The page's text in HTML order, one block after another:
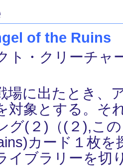
of the Ruins
ト・クリーチ
場に出たとき、
対象とする。そ
グ(２)（(２),こ
カード１枚
イブラリーを切